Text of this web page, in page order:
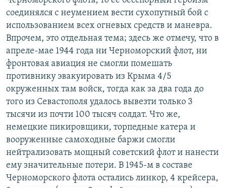
соединялся с неумением вести сухопутный бой с
использованием всех огневых средств и маневра.
Впрочем, это отдельная тема; здесь же отмечу, что в
апреле-мае 1944 года ни Черноморский флот, ни
фронтовая авиация не смогли помешать
противнику эвакуировать из Крыма 4/5
окруженных там войск, тогда как за два года до
того из Севастополя удалось вывезти только 3
тысячи из почти 100 тысяч солдат. Что же,
немецкие пикировщики, торпедные катера и
вооруженные самоходные баржи смогли
нейтрализовать мощный советский флот и нанести
ему значительные потери. В 1945-м в составе
Черноморского флота остались линкор, 4 крейсера,